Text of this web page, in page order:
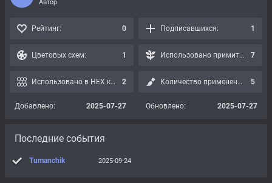
Автор
Рейтинг: 0 Подписавшихся: 1
Цветовых схем: 1 Использовано примитивов: 7
Использовано в HEX картах: 2 Количество применений: 5
Добавлено: 2025-07-27 Обновлено: 2025-07-27
Последние события
Tumanchik 2025-09-24